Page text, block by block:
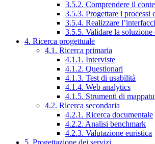
3.5.2. Comprendere il
3.5.3. Progettare i processi
3.5.4. Realizzare
3.5.5. Validare la soluzione
4. Ricerca progettuale
4.1. Ricerca primaria
4.1.1. Interviste
4.1.2. Questionari
4.1.3. Test di usabilità
4.1.4. Web analytics
4.1.5. Strumenti di
4.2. Ricerca secondaria
4.2.1. Ricerca documentale
4.2.2. Analisi benchmark
4.2.3. Valutazione euristica
5. Progettazione dei servizi